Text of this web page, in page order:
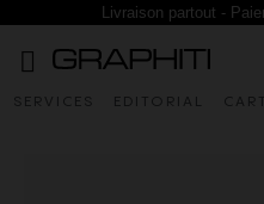
Livraison partout -
SERVICES EDITORIAL